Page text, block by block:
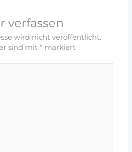
verfassen
wird nicht veröffentlicht.
sind mit* markiert